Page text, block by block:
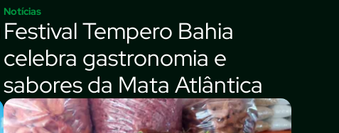
Notícias
Festival Tempero Bahia
celebra gastronomia e
sabores da Mata Atlântica